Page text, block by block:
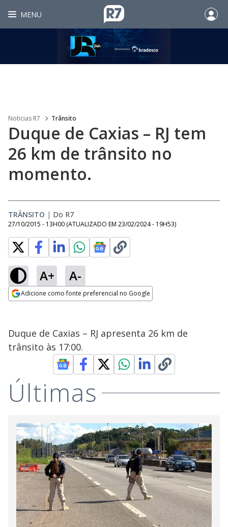
MENU
Noticias R7 Trânsito
Duque de Caxias – RJ tem
26 km de trânsito no
momento.
TRÂNSITO | Do R7
27/10/2015 - 13H00 (ATUALIZADO EM 23/02/2024 - 19H53)
A+ A-
Adicione como fonte preferencial no Google
Duque de Caxias – RJ apresenta 26 km de
trânsito às 17:00.
Últimas